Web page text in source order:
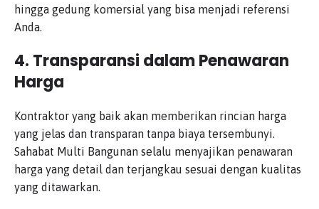
hingga gedung komersial yang bisa menjadi referensi
Anda.
4. Transparansi dalam Penawaran
Harga
Kontraktor yang baik akan memberikan rincian harga
yang jelas dan transparan tanpa biaya tersembunyi.
Sahabat Multi Bangunan selalu menyajikan penawaran
harga yang detail dan terjangkau sesuai dengan kualitas
yang ditawarkan.